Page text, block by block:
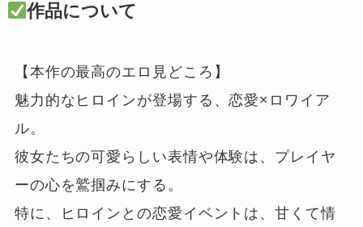
作品について
【本作の最高のエロ見どころ】
魅力的なヒロインが登場する、恋愛×ロワイア
ル。
彼女たちの可愛らしい表情や体験は、プレイヤ
ーの心を鷲掴みにする。
特に、ヒロインとの恋愛イベントは、甘くて情